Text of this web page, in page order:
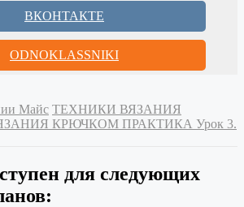
ВКОНТАКТЕ
ODNOKLASSNIKI
Майс ТЕХНИКИ ВЯЗАНИЯ
КРЮЧКОМ ПРАКТИКА Урок 3.
для следующих